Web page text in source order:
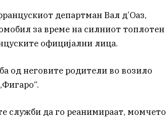
департман Вал д’Оаз,
за време на силниот топлотен
официјални лица.
од неговите родители во возило
служби да го реанимираат, момчето